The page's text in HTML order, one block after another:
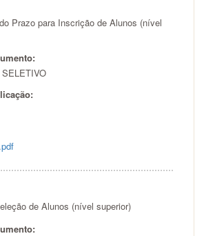
Prazo para Inscrição de Alunos (nível
de Alunos (nível superior)